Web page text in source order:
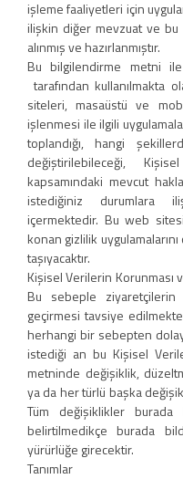
işleme faaliyetleri için
ilişkin diğer mevzuat ve
alınmış ve hazırlanmıştır.
Bu bilgilendirme metni ile
tarafından kullanılmakta
siteleri, masaüstü ve
işlenmesi ile ilgili
toplandığı, hangi
değiştirilebileceği,
kapsamındaki mevcut
istediğiniz durumlara
içermektedir. Bu web
konan gizlilik
taşıyacaktır.
Kişisel Verilerin Korunması
Bu sebeple
geçirmesi tavsiye
herhangi bir sebepten
istediği an bu Kişisel
metninde değişiklik,
ya da her türlü başka
Tüm değişiklikler
belirtilmedikçe burada
yürürlüğe girecektir.
Tanımlar